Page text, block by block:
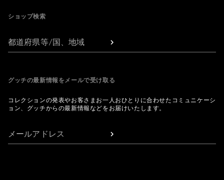
ショップ検索
都道府県等/国、地域
グッチの最新情報をメールで受け取る
コレクションの発表やお客さまお一人おひとりに合わせたコミュニケーシ
ョン、グッチからの最新情報などをお届けいたします。
メールアドレス